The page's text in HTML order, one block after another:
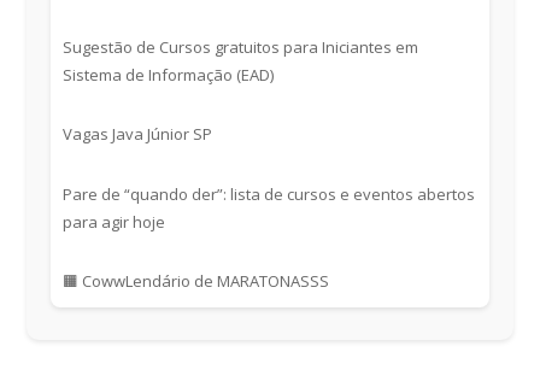
Sugestão de Cursos gratuitos para Iniciantes em
Sistema de Informação (EAD)
Vagas Java Júnior SP
Pare de “quando der”: lista de cursos e eventos abertos
para agir hoje
🟧 CowwLendário de MARATONASSS